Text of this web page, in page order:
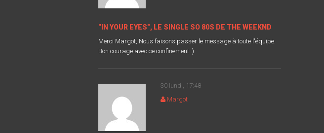
"IN YOUR EYES", LE SINGLE SO 80S DE THE WEEKND
Merci Margot, Nous faisons passer le message à toute l'équipe.
Bon courage avec ce confinement :)
30 lundi, 17:48
Margot